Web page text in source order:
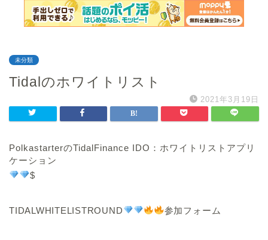
未分類
Tidalのホワイトリスト
2021年3月19日
PolkastarterのTidalFinance IDO：ホワイトリストアプリ
ケーション
$
TIDALWHITELISTROUND 参加フォーム